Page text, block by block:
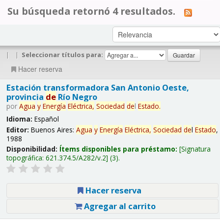
Su búsqueda retornó 4 resultados.
| | Seleccionar títulos para:
Hacer reserva
Estación transformadora San Antonio Oeste,
provincia deRío Negro
por Agua y Energía Eléctrica, Sociedad del Estado.
Idioma: Español
Editor: Buenos Aires: Agua y Energía Eléctrica, Sociedad del Estado,
1988
Disponibilidad: Ítems disponibles para préstamo: Signatura
topográfica: 621.374.5/A282/v.2 (3).
Hacer reserva
Agregar al carrito